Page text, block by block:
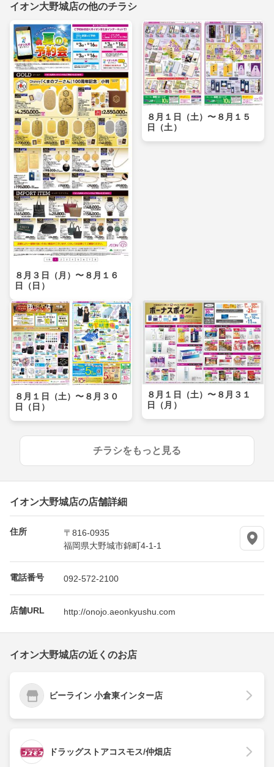
イオン大野城店の他のチラシ
８月３日（月）〜８月１６
日（日）
８月１日（土）〜８月１５
日（土）
８月１日（土）〜８月３０
日（日）
８月１日（土）〜８月３１
日（月）
チラシをもっと見る
イオン大野城店の店舗詳細
住所
〒816-0935
福岡県大野城市錦町4-1-1
電話番号 092-572-2100
店舗URL http://onojo.aeonkyushu.com
イオン大野城店の近くのお店
ビーライン 小倉東インター店
ドラッグストアコスモス/仲畑店